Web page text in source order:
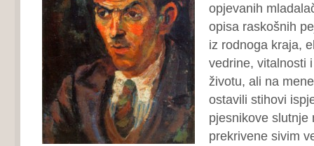
opjevanih
opisa raskošnih
iz rodnoga kraja,
vedrine, vitalnosti
životu, ali na
ostavili stihovi
pjesnikove slutnje
prekrivene sivim